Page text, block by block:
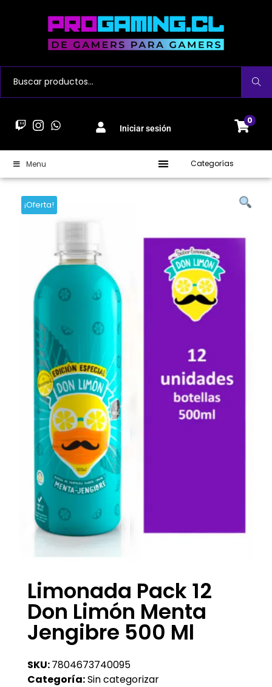
Buscar
Iniciar sesión
0
Menu Categorías
¡Oferta!
Limonada Pack 12
Don Limón Menta
Jengibre 500 Ml
SKU:7804673740095
Categoría:Sin categorizar